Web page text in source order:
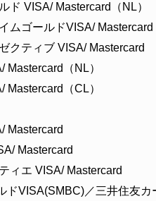
ド VISA/ Mastercard（NL）
ムゴールドVISA/ Mastercard
クティブ VISA/ Mastercard
Mastercard（NL）
Mastercard（CL）
Mastercard
Mastercard
ィエ VISA/ Mastercard
ドVISA(SMBC)／三井住友